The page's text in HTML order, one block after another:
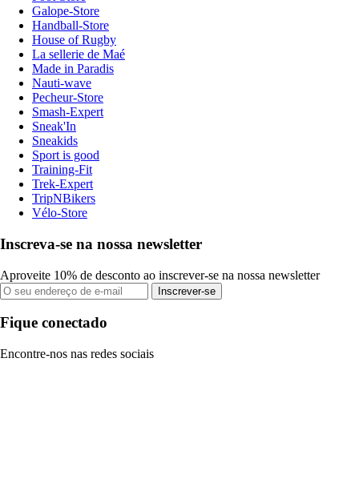
Galope-Store
Handball-Store
House of Rugby
La sellerie de Maé
Made in Paradis
Nauti-wave
Pecheur-Store
Smash-Expert
Sneak'In
Sneakids
Sport is good
Training-Fit
Trek-Expert
TripNBikers
Vélo-Store
Inscreva-se na nossa newsletter
Aproveite 10% de desconto ao inscrever-se na nossa newsletter
Inscrever-se
Fique conectado
Encontre-nos nas redes sociais